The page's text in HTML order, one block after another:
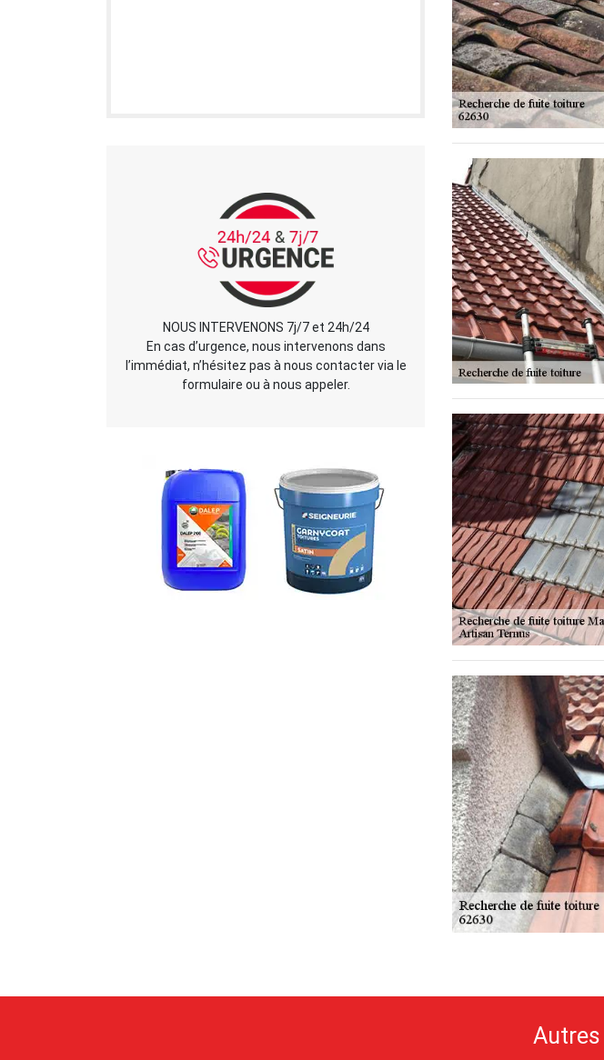
NOUS INTERVENONS 7j/7 et 24h/24
En cas d’urgence, nous intervenons dans
l’immédiat, n’hésitez pas à nous contacter via le
formulaire ou à nous appeler.